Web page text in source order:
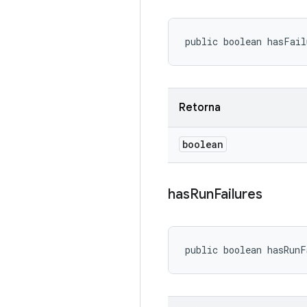
public boolean
Retorna
boolean
hasRunFailures
public boolean